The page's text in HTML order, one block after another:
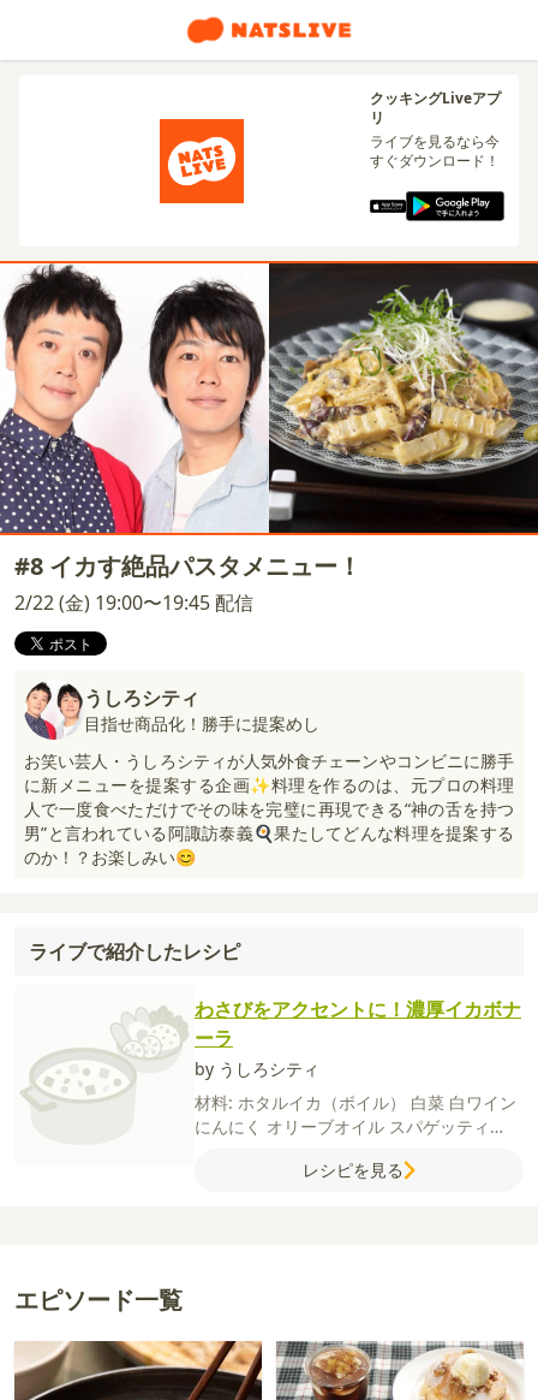
クッキングLiveアプ
リ
ライブを見るなら今
すぐダウンロード！
#8 イカす絶品パスタメニュー！
2/22 (金) 19:00〜19:45 配信
うしろシティ
目指せ商品化！勝手に提案めし
お笑い芸人・うしろシティが人気外食チェーンやコンビニに勝手
に新メニューを提案する企画✨料理を作るのは、元プロの料理
人で一度食べただけでその味を完璧に再現できる“神の舌を持つ
男”と言われている阿諏訪泰義🍳果たしてどんな料理を提案する
のか！？お楽しみい😊
ライブで紹介したレシピ
わさびをアクセントに！濃厚イカボナ
ーラ
by うしろシティ
材料: ホタルイカ（ボイル） 白菜 白ワイン
にんにく オリーブオイル スパゲッティ
ブラックペッパーしょうゆ
レシピを見る
エピソード一覧